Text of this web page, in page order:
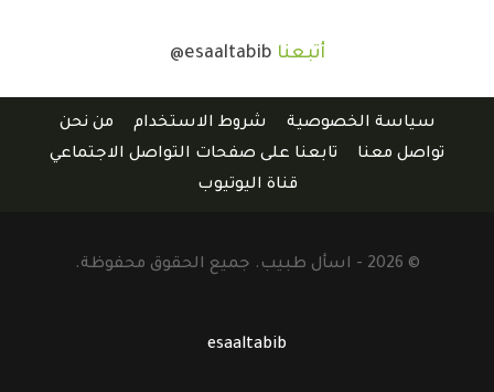
أتبعنا @esaaltabib
سياسة الخصوصية شروط الاستخدام
من نحن
تواصل معنا
تابعنا على صفحات التواصل الاجتماعي
قناة اليوتيوب
© 2026 - اسأل طبيب. جميع الحقوق محفوظة.
esaaltabib